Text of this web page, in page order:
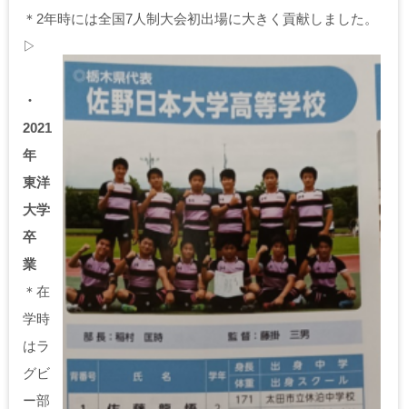
＊2年時には全国7人制大会初出場に大きく貢献しました。
▷
・
2021
年
東洋
大学
卒
業
＊在
学時
はラ
グビ
ー部